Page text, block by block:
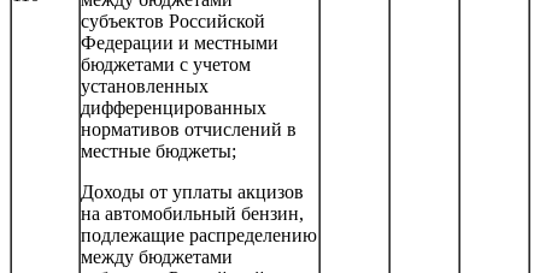
субъектов Российской
Федерации и местными
бюджетами с учетом
установленных
дифференцированных
нормативов отчислений в
местные бюджеты;
Доходы от уплаты акцизов
на автомобильный бензин,
подлежащие распределению
между бюджетами